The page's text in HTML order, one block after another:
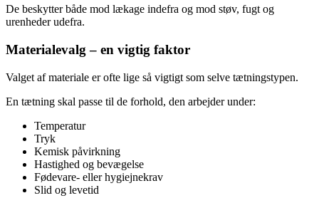
De beskytter både mod lækage indefra og mod støv, fugt og
urenheder udefra.
Materialevalg – en vigtig faktor
Valget af materiale er ofte lige så vigtigt som selve tætningstypen.
En tætning skal passe til de forhold, den arbejder under:
Temperatur
Tryk
Kemisk påvirkning
Hastighed og bevægelse
Fødevare- eller hygiejnekrav
Slid og levetid